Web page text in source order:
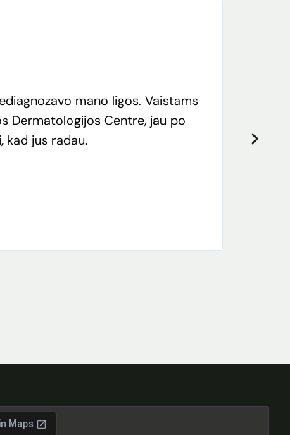
mano ligos. Vaistams
Dermatologijos Centre, jau po
kad jus radau.